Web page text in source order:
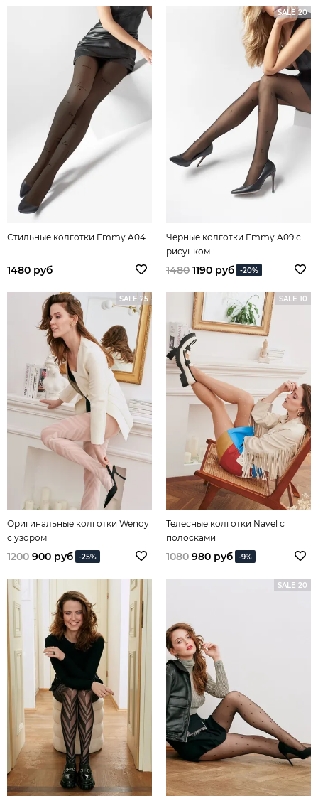
Стильные колготки Emmy A04
1480 руб
SALE 20
Черные колготки Emmy A09 с
рисунком
1480 1190 руб -20%
SALE 25
Оригинальные колготки Wendy
с узором
1200 900 руб -25%
SALE 10
Телесные колготки Navel с
полосками
1080 980 руб -9%
SALE 20